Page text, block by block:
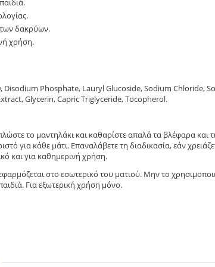
δακρύων.
χρήση.
Disodium Phosphate, Lauryl Glucoside, Sodium Chloride,
Glycerin, Capric Triglyceride, Tocopherol.
το µαντηλάκι και καθαρίστε απαλά τα βλέφαρα και
για κάθε µάτι. Επαναλάβετε τη διαδικασία, εάν
και για καθηµερινή χρήση.
στο εσωτερικό του µατιού. Μην το
Για εξωτερική χρήση µόνο.